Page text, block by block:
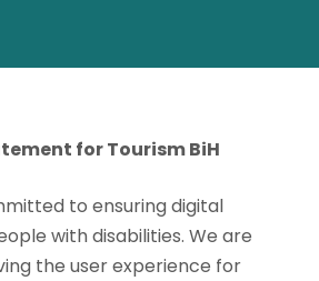
for Tourism BiH
to ensuring digital
with disabilities. We are
the user experience for